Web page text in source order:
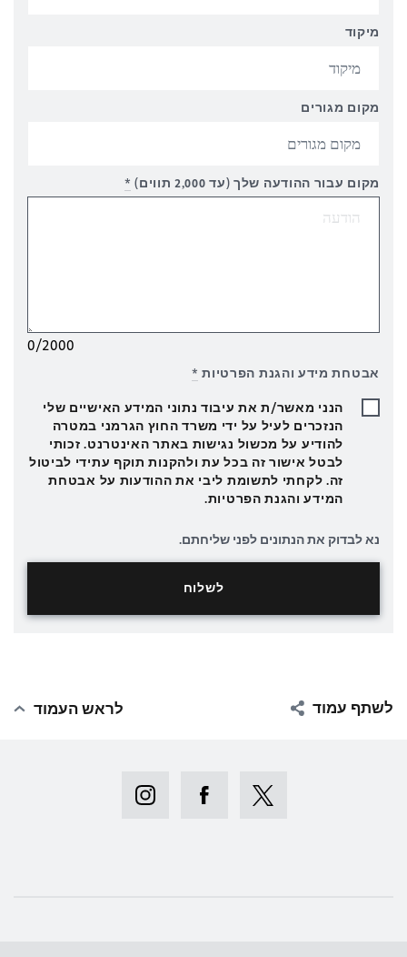
מיקוד
מקום מגורים
מקום עבור ההודעה שלך (עד 2,000 תווים) *
0/2000
אבטחת מידע והגנת הפרטיות *
הנני מאשר/ת את עיבוד נתוני המידע האישיים שלי
הנזכרים לעיל על ידי משרד החוץ הגרמני במטרה
להודיע על מכשול נגישות באתר האינטרנט. זכותי
לבטל אישור זה בכל עת ולהקנות תוקף עתידי לביטול
זה. לקחתי לתשומת ליבי את ההודעות על אבטחת
המידע והגנת הפרטיות.
נא לבדוק את הנתונים לפני שליחתם.
לשתף עמוד לראש העמוד